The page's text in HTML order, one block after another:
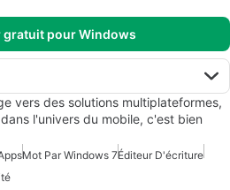
gratuit pour Windows
vers des solutions multiplateformes,
l'univers du mobile, c'est bien
Mot Par Windows 7Éditeur D'écriture